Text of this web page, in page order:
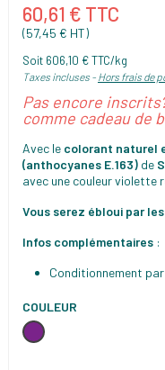
60,61 € TTC
(57,45 € HT)
Soit 606,10 € TTC/kg
Taxes incluses Hors frais de
Pas encore
comme cadeau de
Avec le colorant naturel
(anthocyanes E.163) de
avec une couleur violette
Vous serez ébloui par
Infos complémentaires :
Conditionnement par
COULEUR
Violet